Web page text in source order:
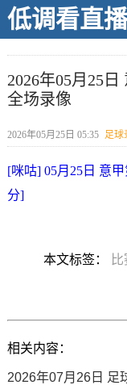
低调看直播
2026年05月25
全场录像
2026年05月25日 05:35 足球
[咪咕] 05月25日 意
分]
本文标签：
相关内容：
2026年07月26日 足